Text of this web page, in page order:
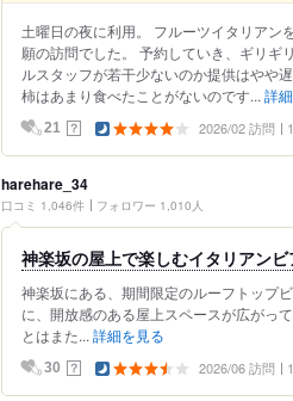
土曜日の夜に利用。 フルーツイタリアン
願の訪問でした。 予約していき、ギリギ
ルスタッフが若干少ないのか提供はやや
柿はあまり食べたことがないのです... 詳
21 ？ 2026/02 訪問
harehare_34
口コミ 1,046件 フォロワー 1,010人
神楽坂の屋上で楽しむイタリアンビ
神楽坂にある、期間限定のルーフトップ
に、開放感のある屋上スペースが広がっ
とはまた... 詳細を見る
30 ？ 2026/06 訪問